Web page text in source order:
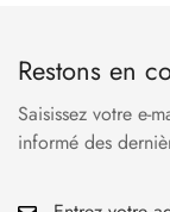
Restons en
Saisissez votre e-
informé des